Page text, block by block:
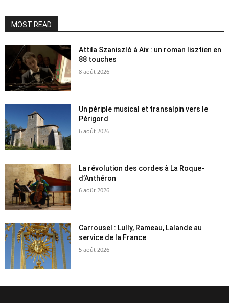
MOST READ
Attila Szaniszló à Aix : un roman lisztien en
88 touches
8 août 2026
Un périple musical et transalpin vers le
Périgord
6 août 2026
La révolution des cordes à La Roque-
d’Anthéron
6 août 2026
Carrousel : Lully, Rameau, Lalande au
service de la France
5 août 2026